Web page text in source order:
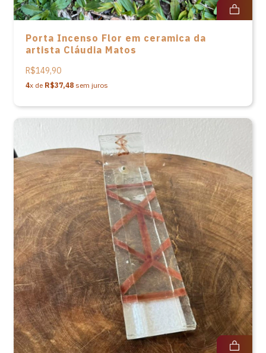
Porta Incenso Flor em ceramica da
artista Cláudia Matos
R$149,90
4x de R$37,48 sem juros